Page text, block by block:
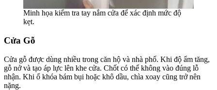
Minh họa kiểm tra tay nắm cửa để xác định mức độ
kẹt.
Cửa Gỗ
Cửa gỗ được dùng nhiều trong căn hộ và nhà phố. Khi độ ẩm tăng,
gỗ nở và tạo áp lực lên khe cửa. Chốt có thể không vào đúng lỗ
nhận. Khi ổ khóa bám bụi hoặc khô dầu, chìa xoay cũng trở nên
nặng.